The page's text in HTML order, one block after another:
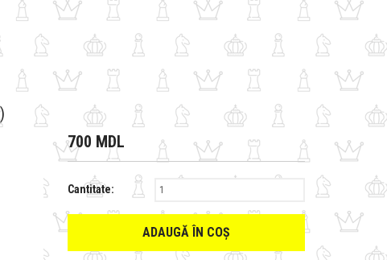
700 MDL
Cantitate:
ADAUGĂ ÎN COȘ